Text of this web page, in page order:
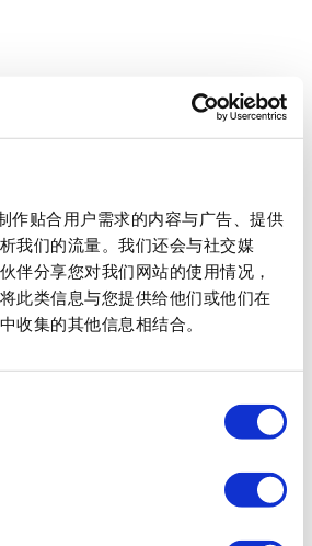
作贴合用户需求的内容与广告、提供
我们的流量。我们还会与社交媒
伴分享您对我们网站的使用情况，
此类信息与您提供给他们或他们在
收集的其他信息相结合。